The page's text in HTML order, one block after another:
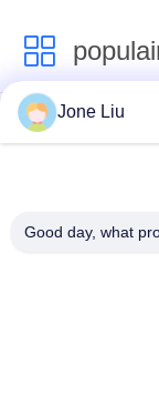
De Schok van de
luchtopschorting
Benz de Delen
Jone Liu
Good day, what